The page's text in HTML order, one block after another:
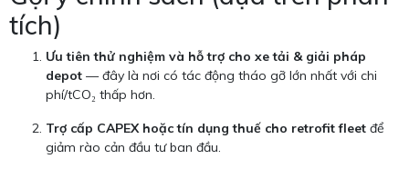
tích)
Ưu tiên thử nghiệm và hỗ trợ cho xe tải & giải pháp
depot — đây là nơi có tác động tháo gỡ lớn nhất với chi
phí/tCO₂ thấp hơn.
Trợ cấp CAPEX hoặc tín dụng thuế cho retrofit fleet để
giảm rào cản đầu tư ban đầu.